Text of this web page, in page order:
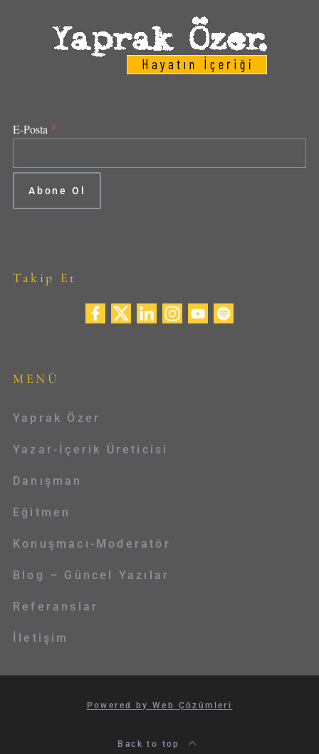
E-Posta *
Takip Et
MENÜ
Yaprak Özer
Yazar-İçerik Üreticisi
Danışman
Eğitmen
Konuşmacı-Moderatör
Blog – Güncel Yazılar
Referanslar
İletişim
Powered by Web Çözümleri
Back to top